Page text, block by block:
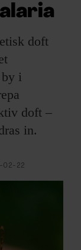
doft
i
doft –
in.
02-22